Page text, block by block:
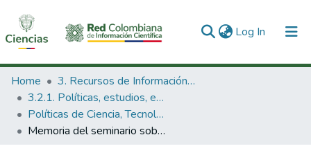
Log In (current)
Communities & Collections
All of DSpace
Statistics
Home
3. Recursos de Información Científica y Tecnológica
3.2.1. Políticas, estudios, evaluaciones e indicadores de CTeI
Políticas de Ciencia, Tecnología e Innovación
Memoria del seminario sobre transferencia de tecnología.